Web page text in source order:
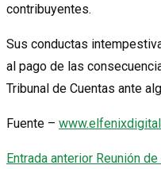
contribuyentes.
Sus conductas
al pago de las
Tribunal de Cuentas ante
Fuente –
Entrada anterior Reunión